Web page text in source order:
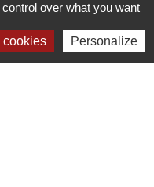
over what you want
cookies Personalize